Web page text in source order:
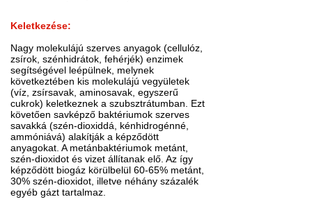
Keletkezése:
Nagy molekulájú szerves anyagok (cellulóz,
zsírok, szénhidrátok, fehérjék) enzimek
segítségével leépülnek, melynek
következtében kis molekulájú vegyületek
(víz, zsírsavak, aminosavak, egyszerű
cukrok) keletkeznek a szubsztrátumban. Ezt
követően savképző baktériumok szerves
savakká (szén-dioxiddá, kénhidrogénné,
ammóniává) alakítják a képződött
anyagokat. A metánbaktériumok metánt,
szén-dioxidot és vizet állítanak elő. Az így
képződött biogáz körülbelül 60-65% metánt,
30% szén-dioxidot, illetve néhány százalék
egyéb gázt tartalmaz.